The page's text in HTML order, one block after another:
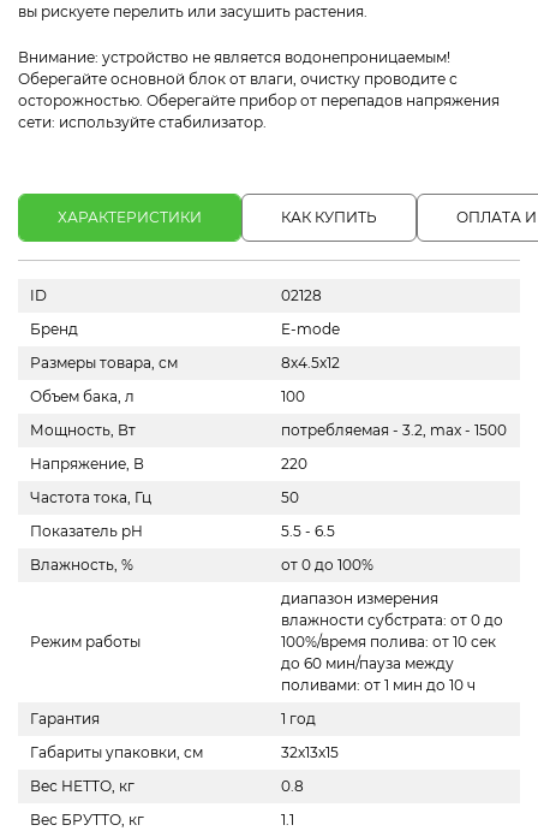
вы рискуете перелить или засушить растения.
Внимание: устройство не является водонепроницаемым!
Оберегайте основной блок от влаги, очистку проводите с
осторожностью. Оберегайте прибор от перепадов напряжения
сети: используйте стабилизатор.
ХАРАКТЕРИСТИКИ КАК КУПИТЬ ОПЛАТА
ID
02128
Бренд
E-mode
Размеры товара, см
8х4.5х12
Объем бака, л
100
Мощность, Вт
потребляемая - 3.2, max - 1500
Напряжение, В
220
Частота тока, Гц
50
Показатель pH
5.5 - 6.5
Влажность, %
от 0 до 100%
Режим работы
диапазон измерения
влажности субстрата: от 0 до
100%/время полива: от 10 сек
до 60 мин/пауза между
поливами: от 1 мин до 10 ч
Гарантия
1 год
Габариты упаковки, см
32х13х15
Вес НЕТТО, кг
0.8
Вес БРУТТО, кг
1.1